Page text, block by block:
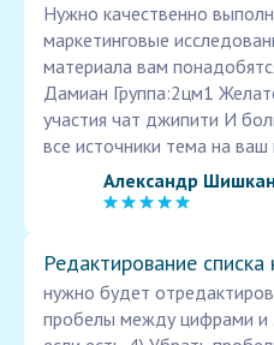
Нужно качественно
маркетинговые
материала вам
Дамиан Группа:2цм1
участия чат джипити И
все источники тема на
Александр
Редактирование
нужно будет
пробелы между цифрами и